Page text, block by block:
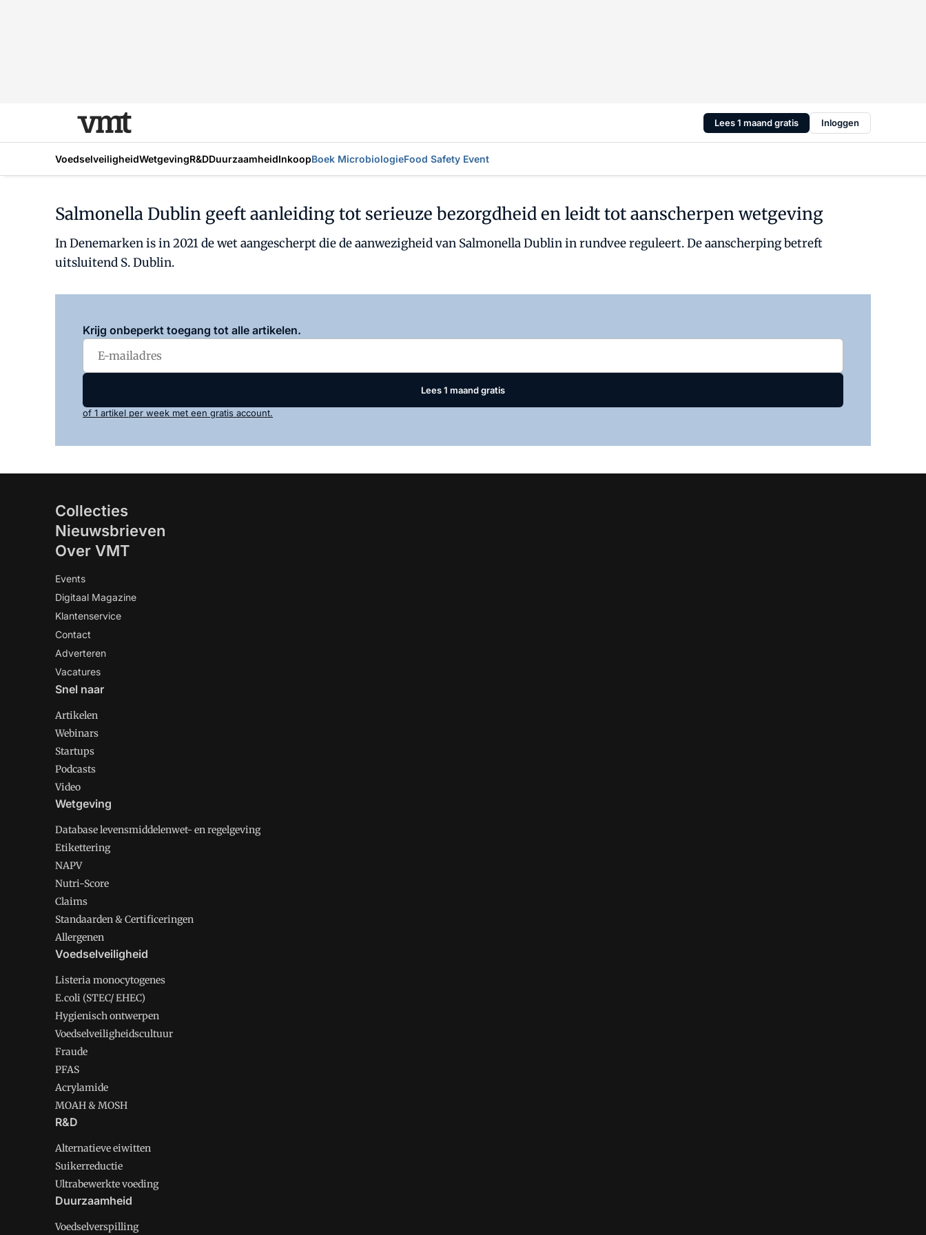
Lees 1 maand gratis Inloggen
VoedselveiligheidWetgevingR&DDuurzaamheidInkoopBoek MicrobiologieFood Safety Event
Salmonella Dublin geeft aanleiding tot serieuze bezorgdheid en leidt tot aanscherpen wetgeving
In Denemarken is in 2021 de wet aangescherpt die de aanwezigheid van Salmonella Dublin in rundvee reguleert. De aanscherping betreft
uitsluitend S. Dublin.
Krijg onbeperkt toegang tot alle artikelen.
Lees 1 maand gratis
of 1 artikel per week met een gratis account.
Collecties
Nieuwsbrieven
Over VMT
Events
Digitaal Magazine
Klantenservice
Contact
Adverteren
Vacatures
Snel naar
Artikelen
Webinars
Startups
Podcasts
Video
Wetgeving
Database levensmiddelenwet- en regelgeving
Etikettering
NAPV
Nutri-Score
Claims
Standaarden & Certificeringen
Allergenen
Voedselveiligheid
Listeria monocytogenes
E.coli (STEC/ EHEC)
Hygienisch ontwerpen
Voedselveiligheidscultuur
Fraude
PFAS
Acrylamide
MOAH & MOSH
R&D
Alternatieve eiwitten
Suikerreductie
Ultrabewerkte voeding
Duurzaamheid
Voedselverspilling